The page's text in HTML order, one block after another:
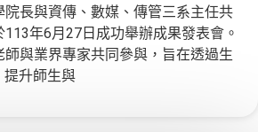
長與資傳、數媒、傳管三系主任共
年6月27日成功舉辦成果發表會。
與業界專家共同參與，旨在透過生
提升師生與